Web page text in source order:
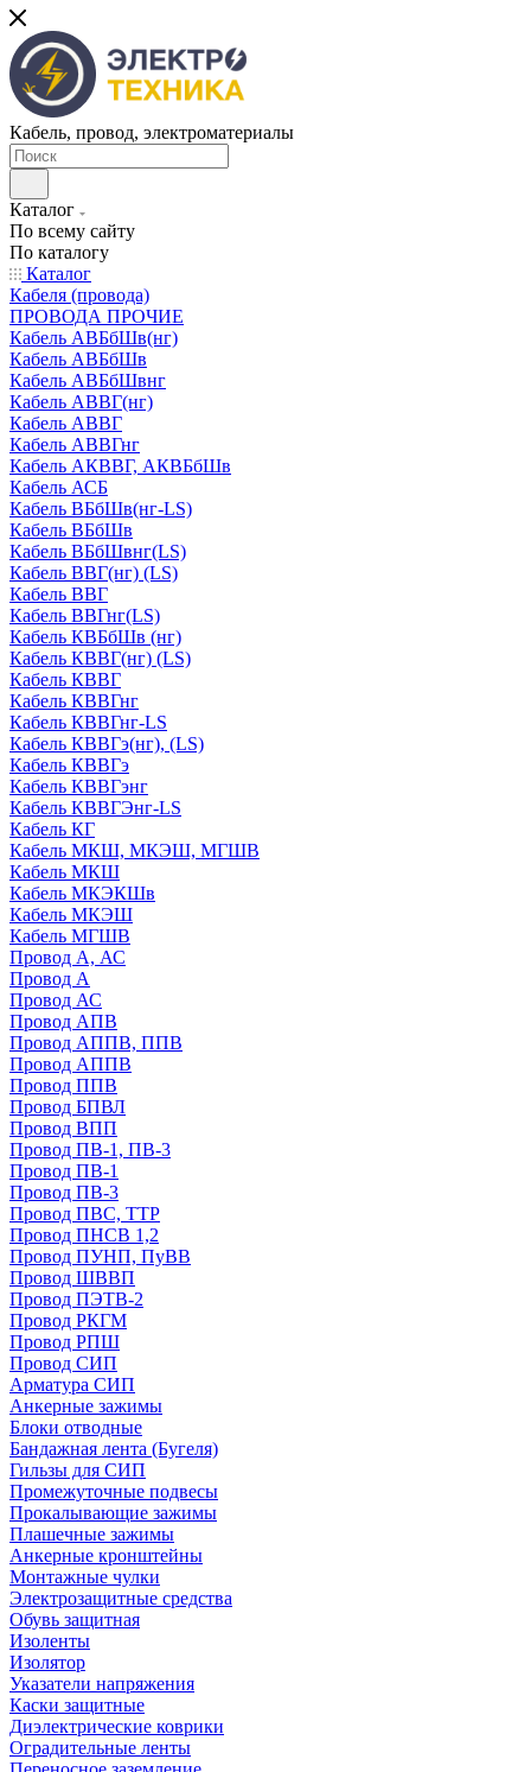
Кабель, провод, электроматериалы
Каталог
По всему сайту
По каталогу
Каталог
Кабеля (провода)
ПРОВОДА ПРОЧИЕ
Кабель АВБбШв(нг)
Кабель АВБбШв
Кабель АВБбШвнг
Кабель АВВГ(нг)
Кабель АВВГ
Кабель АВВГнг
Кабель АКВВГ, АКВБбШв
Кабель АСБ
Кабель ВБбШв(нг-LS)
Кабель ВБбШв
Кабель ВБбШвнг(LS)
Кабель ВВГ(нг) (LS)
Кабель ВВГ
Кабель ВВГнг(LS)
Кабель КВБбШв (нг)
Кабель КВВГ(нг) (LS)
Кабель КВВГ
Кабель КВВГнг
Кабель КВВГнг-LS
Кабель КВВГэ(нг), (LS)
Кабель КВВГэ
Кабель КВВГэнг
Кабель КВВГЭнг-LS
Кабель КГ
Кабель МКШ, МКЭШ, МГШВ
Кабель МКШ
Кабель МКЭКШв
Кабель МКЭШ
Кабель МГШВ
Провод А, АС
Провод А
Провод АС
Провод АПВ
Провод АППВ, ППВ
Провод АППВ
Провод ППВ
Провод БПВЛ
Провод ВПП
Провод ПВ-1, ПВ-3
Провод ПВ-1
Провод ПВ-3
Провод ПВС, ТТР
Провод ПНСВ 1,2
Провод ПУНП, ПуВВ
Провод ШВВП
Провод ПЭТВ-2
Провод РКГМ
Провод РПШ
Провод СИП
Арматура СИП
Анкерные зажимы
Блоки отводные
Бандажная лента (Бугеля)
Гильзы для СИП
Промежуточные подвесы
Прокалывающие зажимы
Плашечные зажимы
Анкерные кронштейны
Монтажные чулки
Электрозащитные средства
Обувь защитная
Изоленты
Изолятор
Указатели напряжения
Каски защитные
Диэлектрические коврики
Оградительные ленты